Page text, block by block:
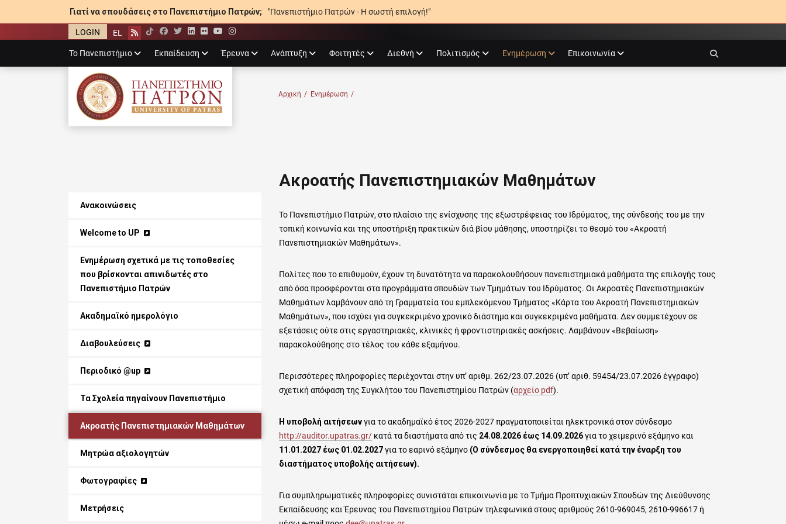
Γιατί να σπουδάσεις στο Πανεπιστήμιο Πατρών; "Πανεπιστήμιο Πατρών - Η σωστή επιλογή!"
LOGIN EL Rss Facebook
Twitter
LinkedIn
Flickr
YouTube
Instagram
menu
Το Πανεπιστήμιο Εκπαίδευση Έρευνα Ανάπτυξη Φοιτητές Διεθνή Πολιτισμός Ενημέρωση Επικοινωνία
ΠΑΝΕΠΙΣΤΉΜΙΟ ΠΑΤΡΏΝ
Αρχική / Ενημέρωση /
Ακροατής Πανεπιστημιακών Μαθημάτων
Το Πανεπιστήμιο Πατρών, στο πλαίσιο της ενίσχυσης της εξωστρέφειας του Ιδρύματος, της σύνδεσής του με την
τοπική κοινωνία και της υποστήριξη πρακτικών διά βίου μάθησης, υποστηρίζει το θεσμό του «Ακροατή
Πανεπιστημιακών Μαθημάτων».
Πολίτες που το επιθυμούν, έχουν τη δυνατότητα να παρακολουθήσουν πανεπιστημιακά μαθήματα της επιλογής τους
από όσα προσφέρονται στα προγράμματα σπουδών των Τμημάτων του Ιδρύματος. Οι Ακροατές Πανεπιστημιακών
Μαθημάτων λαμβάνουν από τη Γραμματεία του εμπλεκόμενου Τμήματος «Κάρτα του Ακροατή Πανεπιστημιακών
Μαθημάτων», που ισχύει για συγκεκριμένο χρονικό διάστημα και συγκεκριμένα μαθήματα. Δεν συμμετέχουν σε
εξετάσεις ούτε στις εργαστηριακές, κλινικές ή φροντιστηριακές ασκήσεις. Λαμβάνουν «Βεβαίωση»
παρακολούθησης στο τέλος του κάθε εξαμήνου.
Περισσότερες πληροφορίες περιέχονται στην υπ’ αριθμ. 262/23.07.2026 (υπ’ αριθ. 59454/23.07.2026 έγγραφο)
σχετική απόφαση της Συγκλήτου του Πανεπιστημίου Πατρών (αρχείο pdf).
Η υποβολή αιτήσεωνγια το ακαδημαϊκό έτος 2026-2027 πραγματοποιείται ηλεκτρονικά στον σύνδεσμο
http://auditor.upatras.gr/ κατά τα διαστήματα από τις 24.08.2026 έως 14.09.2026για το χειμερινό εξάμηνο και
11.01.2027 έως 01.02.2027για το εαρινό εξάμηνο (Ο σύνδεσμος θα ενεργοποιηθεί κατά την έναρξη του
διαστήματος υποβολής αιτήσεων).
Για συμπληρωματικές πληροφορίες συνιστάται επικοινωνία με το Τμήμα Προπτυχιακών Σπουδών της Διεύθυνσης
Εκπαίδευσης και Έρευνας του Πανεπιστημίου Πατρών τηλεφωνικά στους αριθμούς 2610-969045, 2610-996617 ή
Ανακοινώσεις
Welcome to UP
Ενημέρωση σχετικά με τις τοποθεσίες
που βρίσκονται απινιδωτές στο
Πανεπιστήμιο Πατρών
Ακαδημαϊκό ημερολόγιο
Διαβουλεύσεις
Περιοδικό @up
Τα Σχολεία πηγαίνουν Πανεπιστήμιο
Ακροατής Πανεπιστημιακών Μαθημάτων
Μητρώα αξιολογητών
Φωτογραφίες
Μετρήσεις